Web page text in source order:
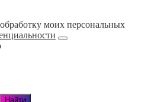
моих персональных